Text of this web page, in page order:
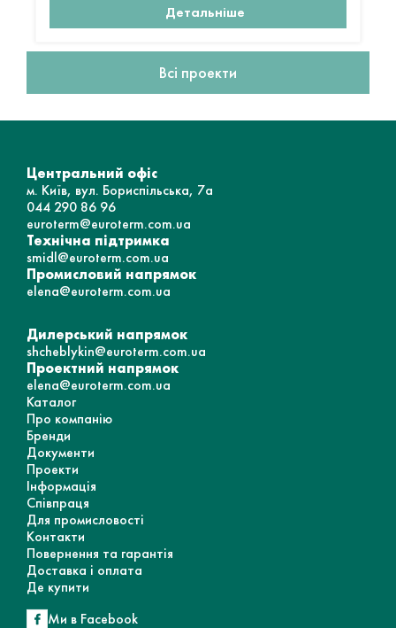
Детальніше
Всі проекти
Центральний офіс
м. Київ, вул. Бориспільська, 7а
044 290 86 96
euroterm@euroterm.com.ua
Технічна підтримка
smidl@euroterm.com.ua
Промисловий напрямок
elena@euroterm.com.ua
Дилерський напрямок
shcheblykin@euroterm.com.ua
Проектний напрямок
elena@euroterm.com.ua
Каталог
Про компанію
Бренди
Документи
Проекти
Інформація
Співпраця
Для промисловості
Контакти
Повернення та гарантія
Доставка і оплата
Де купити
Ми в Facebook